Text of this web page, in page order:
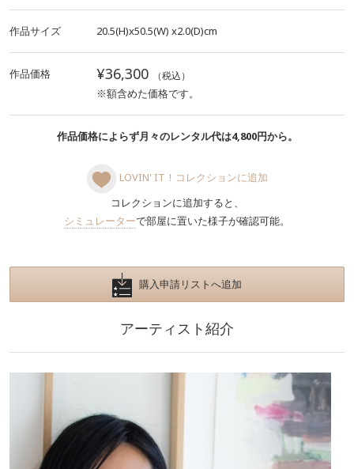
作品サイズ 20.5(H)x50.5(W) x2.0(D)cm
作品価格 ¥36,300 （税込）
※額含めた価格です。
作品価格によらず月々のレンタル代は4,800円から。
LOVIN' IT！コレクションに追加
コレクションに追加すると、
シミュレーターで部屋に置いた様子が確認可能。
購入申請リストへ追加
アーティスト紹介